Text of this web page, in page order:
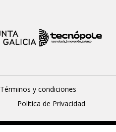
Términos y condiciones
Política de Privacidad